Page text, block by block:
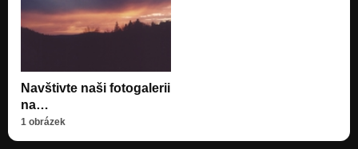
Navštivte naši fotogalerii
na…
1 obrázek